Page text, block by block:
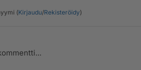
(Kirjaudu/Rekisteröidy)